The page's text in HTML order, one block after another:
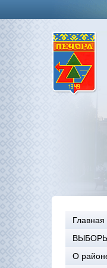
Главная
О